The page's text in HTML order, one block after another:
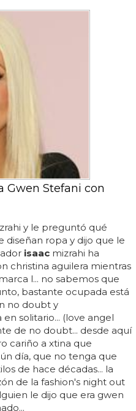
Gwen Stefani con
y le preguntó qué
diseñan ropa y dijo que le
isaac mizrahi ha
christina aguilera mientras
l... no sabemos que
bastante ocupada está
no doubt y
solitario... (love angel
de no doubt... desde aquí
cariño a xtina que
día, que no tenga que
de hace décadas... la
de la fashion's night out
le dijo que era gwen